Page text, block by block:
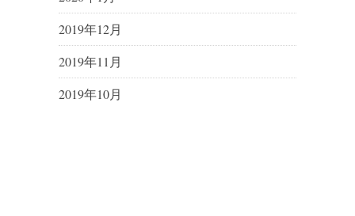
2019年12月
2019年11月
2019年10月